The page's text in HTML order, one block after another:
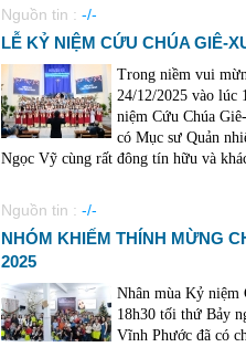
Nguồn tin : -/-
LỄ KỶ NIỆM CỨU CHÚA GIÊ-
Trong niềm vui
24/12/2025 vào lúc
niệm Cứu Chúa
có Mục sư Quản
Ngọc Vỹ cùng rất đông tín hữu và
Nguồn tin : -/-
NHÓM KHIẾM THÍNH MỪNG
2025
Nhân mùa Kỷ niệm
18h30 tối thứ Bảy
Vĩnh Phước đã có